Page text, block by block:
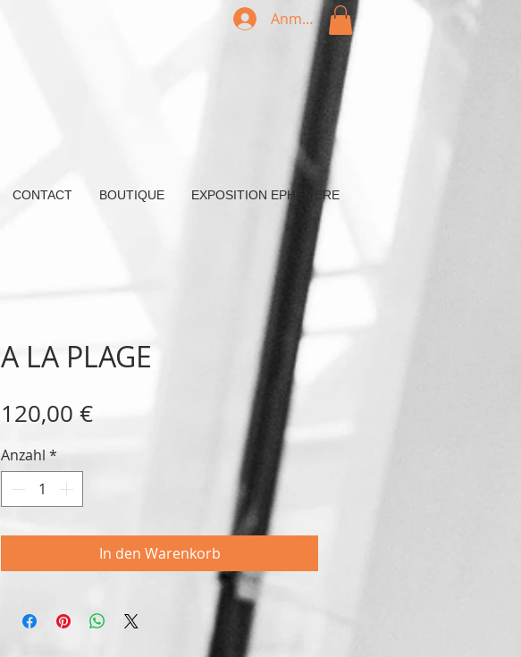
Anmelden
CONTACT BOUTIQUE EXPOSITION EPHEMERE
A LA PLAGE
120,00 €Preis
Anzahl *
In den Warenkorb